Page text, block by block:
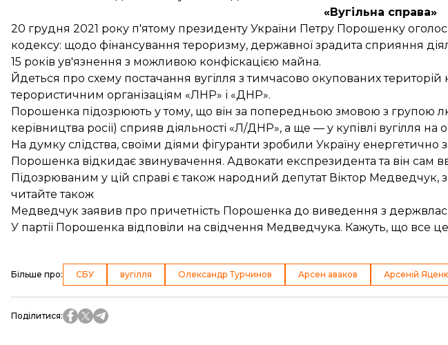
«Вугільна справа»
20 грудня 2021 року п'ятому президенту України Петру Порошенку
кодексу: щодо фінансування тероризму, державної зрадита сприяння
15 років ув'язнення з можливою конфіскацією майна.
Йдеться про схему постачання вугілля з тимчасово окупованих
терористичним організаціям «ЛНР» і «ДНР».
Порошенка підозрюють у тому, що він за попередньою змовою з групою
керівництва росії) сприяв діяльності «Л/ДНР», а ще — у купівлі вугілля
На думку слідства, своїми діями фігуранти зробили Україну енергетично
Порошенка відкидає звинувачення. Адвокати експрезидента та він сам
Підозрюваним у цій справі є також народний депутат Віктор Медведчук,
читайте також
Медведчук заявив про причетність Порошенка до виведення з
У партії Порошенка відповіли на свідчення Медведчука. Кажуть, що все
Більше про: СБУ вугілля Олександр Турчинов Арсен аваков Арсеній
Поділитися: